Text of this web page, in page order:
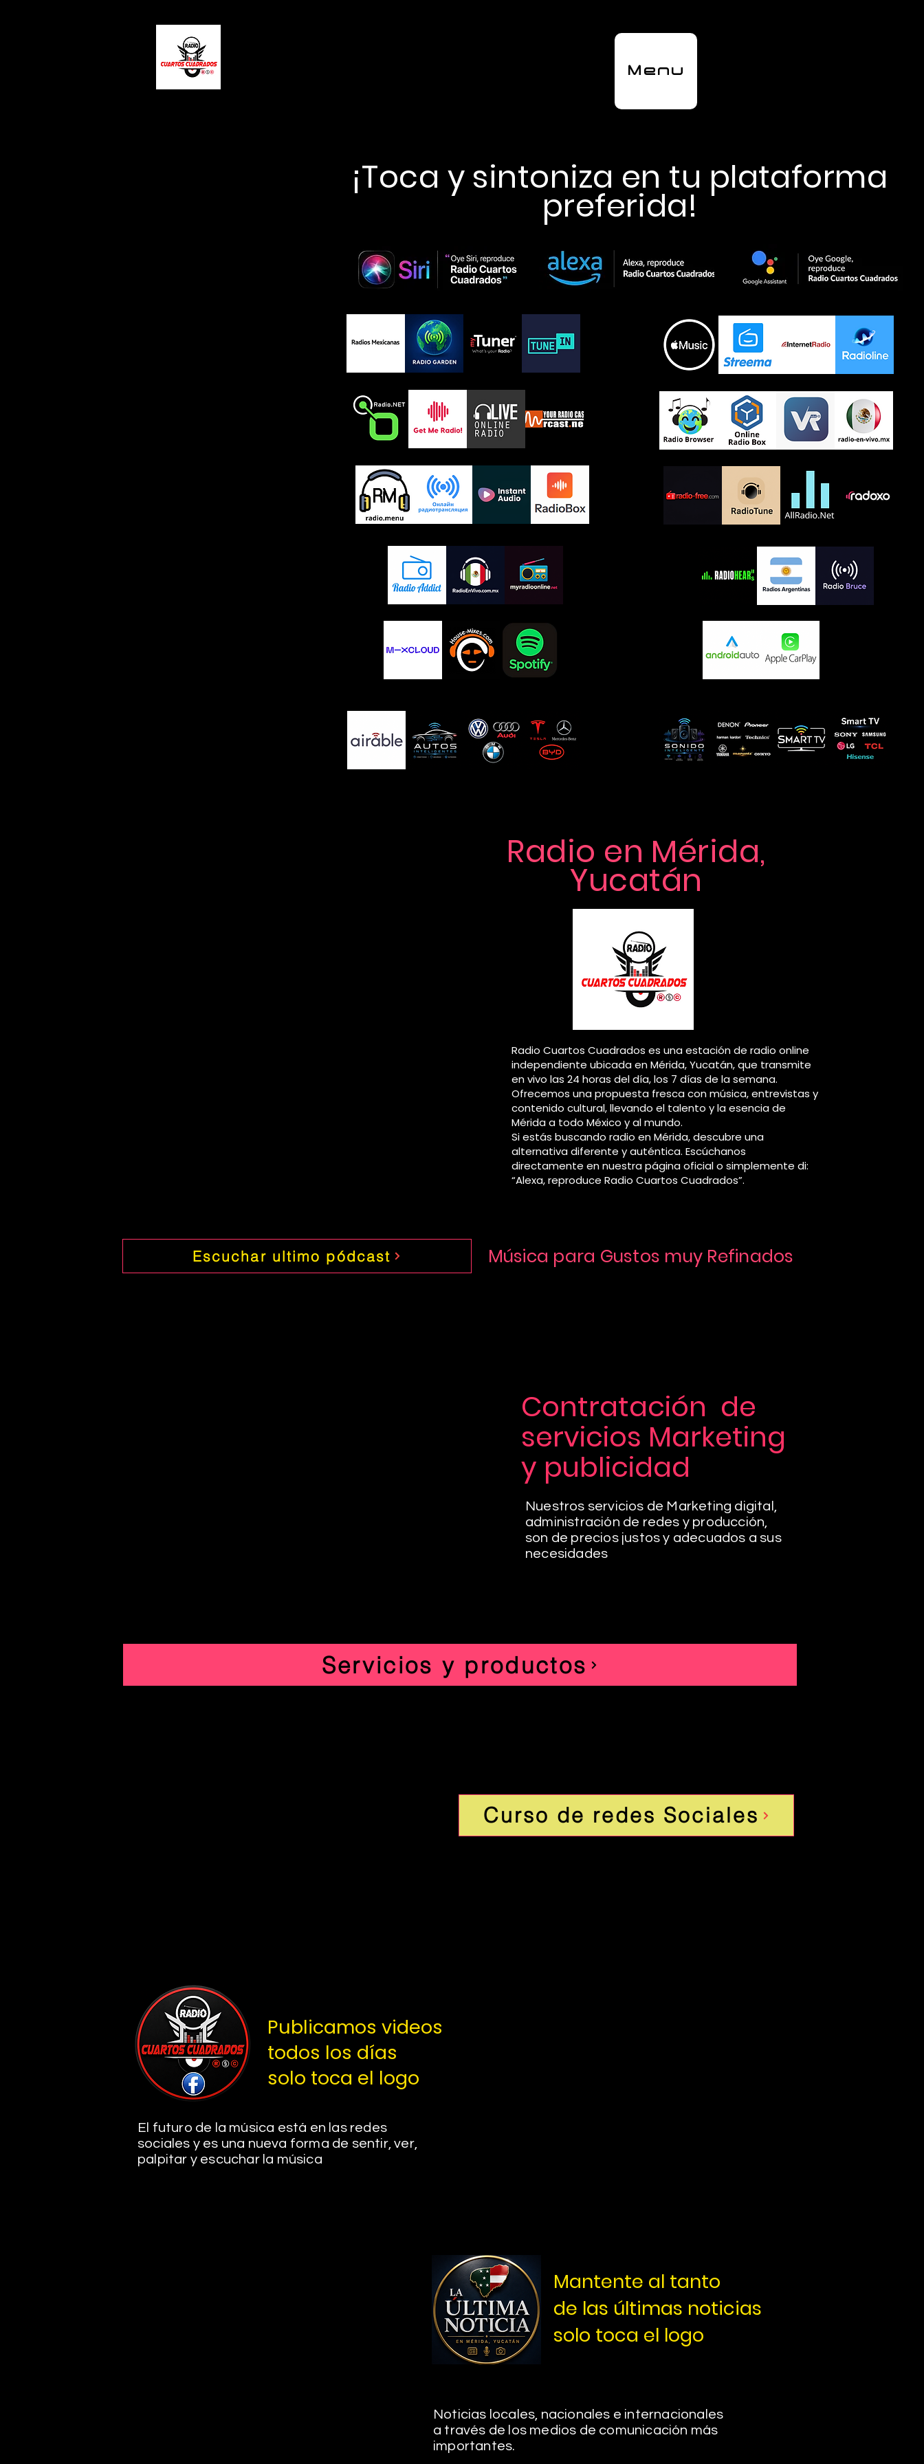
Menu
¡Toca y sintoniza en tu plataforma
preferida!
Escuchar ultimo pódcast
Radio en Mérida,
Yucatán
Radio Cuartos Cuadrados es una estación de radio online
independiente ubicada en Mérida, Yucatán, que transmite
en vivo las 24 horas del día, los 7 días de la semana.
Ofrecemos una propuesta fresca con música, entrevistas y
contenido cultural, llevando el talento y la esencia de
Mérida a todo México y al mundo.
Si estás buscando radio en Mérida, descubre una
alternativa diferente y auténtica. Escúchanos
directamente en nuestra página oficial o simplemente di:
“Alexa, reproduce Radio Cuartos Cuadrados”.
Música para Gustos muy Refinados
Contratación de
servicios Marketing
y publicidad
Nuestros servicios de Marketing digital,
administración de redes y producción,
son de precios justos y adecuados a sus
necesidades
Servicios y productos
Curso de redes Sociales
Publicamos videos
todos los días
solo toca el logo
El futuro de la música está en las redes
sociales y es una nueva forma de sentir, ver,
palpitar y escuchar la música
Mantente al tanto
de las últimas noticias
solo toca el logo
Noticias locales, nacionales e internacionales
a través de los medios de comunicación más
importantes.